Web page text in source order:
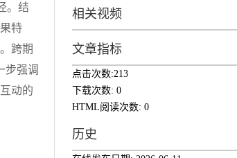
。结
特
跨期
步强调
动的
相关视频
文章指标
点击次数:213
下载次数: 0
HTML阅读次数: 0
历史